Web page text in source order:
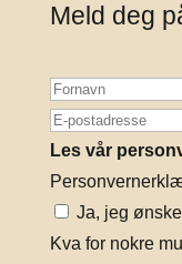
Meld deg
Les vår
Ja, jeg
Kva for nokre